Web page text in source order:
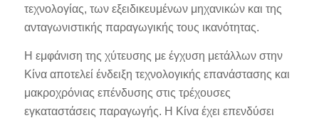
τεχνολογίας, των εξειδικευμένων μηχανικών και της
ανταγωνιστικής παραγωγικής τους ικανότητας.
Η εμφάνιση της χύτευσης με έγχυση μετάλλων στην
Κίνα αποτελεί ένδειξη τεχνολογικής επανάστασης και
μακροχρόνιας επένδυσης στις τρέχουσες
εγκαταστάσεις παραγωγής. Η Κίνα έχει επενδύσει